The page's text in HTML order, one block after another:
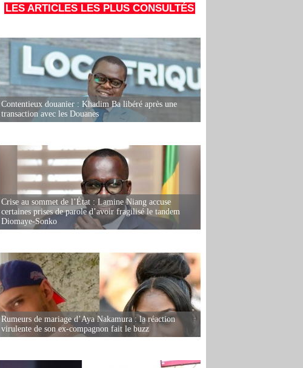
LES ARTICLES LES PLUS CONSULTÉS
Contentieux douanier : Khadim Ba libéré après une
transaction avec les Douanes
Crise au sommet de l’État : Lamine Niang accuse
certaines prises de parole d’avoir fragilisé le tandem
Diomaye-Sonko
Rumeurs de mariage d’Aya Nakamura : la réaction
virulente de son ex-compagnon fait le buzz